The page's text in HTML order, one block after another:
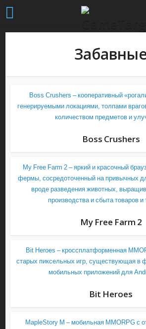
Boss Crushers – кооперативный
генерируемыми локациями, толпами
количеством предметов и
Boss Crushers
My Free Farm 2 – яркий и красочный
фермы, сосредоточенный на привычных
вроде разведения животных,
производства и сбыта товаров и
My Free Farm 2
Bit Heroes – кроссплатформенная
старых пиксельных игр, существующая в
мобильных приложений для
Bit Heroes
MapleStory M – мобильная MMORPG с